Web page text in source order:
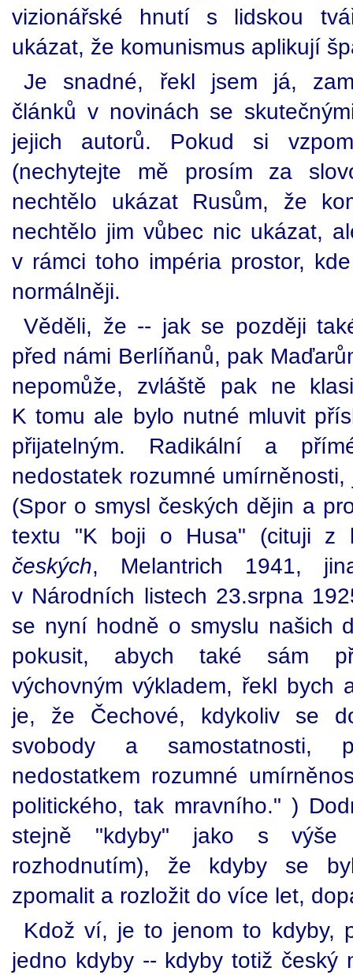
vizionářské hnutí s lidskou
ukázat, že komunismus aplikují
Je snadné, řekl jsem já,
článků v novinách se
jejich autorů. Pokud si
(nechytejte mě prosím za
nechtělo ukázat Rusům, že
nechtělo jim vůbec nic ukázat,
v rámci toho impéria prostor,
normálněji.
Věděli, že -- jak se později
před námi Berlíňanů, pak
nepomůže, zvláště pak ne
K tomu ale bylo nutné mluvit
přijatelným. Radikální a
nedostatek rozumné
(Spor o smysl českých dějin a
textu "K boji o Husa" (cituji z
českých, Melantrich 1941,
v Národních listech 23.srpna
se nyní hodně o smyslu našich
pokusit, abych také sám
výchovným výkladem, řekl bych
je, že Čechové, kdykoliv se
svobody a samostatnosti,
nedostatkem rozumné
politického, tak mravního." )
stejně "kdyby" jako s výše
rozhodnutím), že kdyby se
zpomalit a rozložit do více let,
Kdož ví, je to jenom to kdyby,
jedno kdyby -- kdyby totiž český